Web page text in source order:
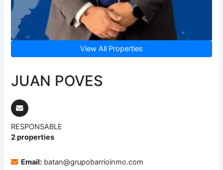
View All Properties
JUAN POVES
RESPONSABLE
2 properties
Email: batan@grupobarrioinmo.com